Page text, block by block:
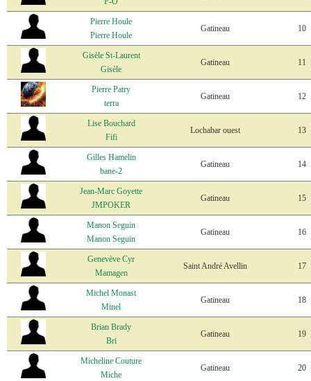
Pierre Houle
Pierre Houle
Gatineau 10
Gisèle St-Laurent
Gisèle
Gatineau 11
Pierre Patry
terra
Gatineau 12
Lise Bouchard
Fifi
Lochabar ouest 13
Gilles Hamelin
bane-2
Gatineau 14
Jean-Marc Goyette
JMPOKER
Gatineau 15
Manon Seguin
Manon Seguin
Gatineau 16
Genevève Cyr
Mamagen
Saint André Avellin 17
Michel Monast
Minel
Gatineau 18
Brian Brady
Bri
Gatineau 19
Micheline Couture
Miche
Gatineau 20